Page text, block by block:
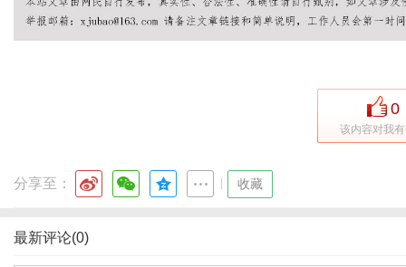
0
该内容对我
分享至： 收藏
最新评论(0)